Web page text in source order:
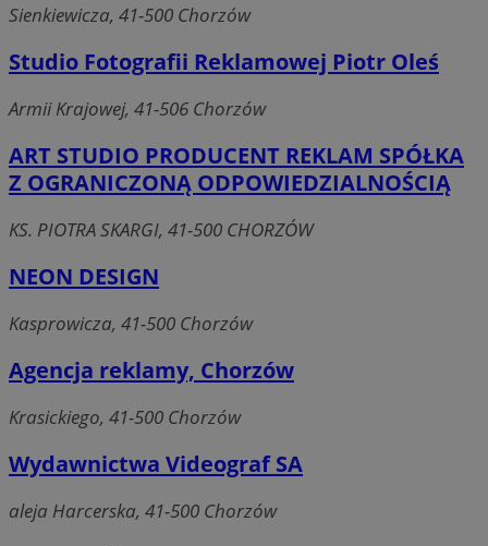
Sienkiewicza, 41-500 Chorzów
Studio Fotografii Reklamowej Piotr Oleś
Armii Krajowej, 41-506 Chorzów
ART STUDIO PRODUCENT REKLAM SPÓŁKA
Z OGRANICZONĄ ODPOWIEDZIALNOŚCIĄ
KS. PIOTRA SKARGI, 41-500 CHORZÓW
NEON DESIGN
Kasprowicza, 41-500 Chorzów
Agencja reklamy, Chorzów
Krasickiego, 41-500 Chorzów
Wydawnictwa Videograf SA
aleja Harcerska, 41-500 Chorzów